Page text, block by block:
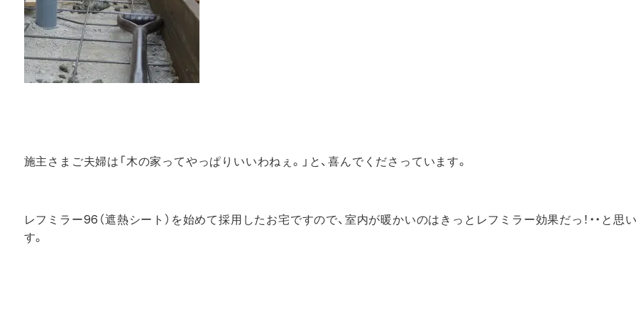
施主さまご夫婦は「木の家ってやっぱりいいわねぇ。」と、喜んでくださっています。
レフミラー96（遮熱シート）を始めて採用したお宅ですので、室内が暖かいのはきっとレフミラー効果だっ！・・と思
す。